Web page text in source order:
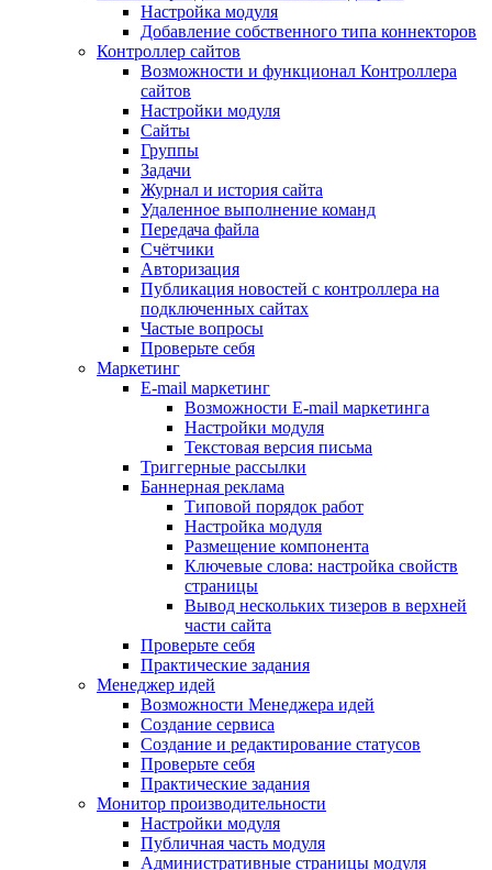
Настройка модуля
Добавление собственного типа коннекторов
Контроллер сайтов
Возможности и функционал Контроллера
сайтов
Настройки модуля
Сайты
Группы
Задачи
Журнал и история сайта
Удаленное выполнение команд
Передача файла
Счётчики
Авторизация
Публикация новостей с контроллера на
подключенных сайтах
Частые вопросы
Проверьте себя
Маркетинг
E-mail маркетинг
Возможности E-mail маркетинга
Настройки модуля
Текстовая версия письма
Триггерные рассылки
Баннерная реклама
Типовой порядок работ
Настройка модуля
Размещение компонента
Ключевые слова: настройка свойств
страницы
Вывод нескольких тизеров в верхней
части сайта
Проверьте себя
Практические задания
Менеджер идей
Возможности Менеджера идей
Создание сервиса
Создание и редактирование статусов
Проверьте себя
Практические задания
Монитор производительности
Настройки модуля
Публичная часть модуля
Административные страницы модуля